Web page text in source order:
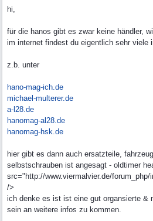
hi,
für die hanos gibt es zwar keine händler,
im internet findest du eigentlich sehr viele
z.b. unter
hano-mag-ich.de
michael-multerer.de
a-l28.de
hanomag-al28.de
hanomag-hsk.de
hier gibt es dann auch ersatzteile,
selbstschrauben ist angesagt - oldtimer
src="http://www.viermalvier.de/
/>
ich denke es ist ist eine gut organsierte &
sein an weitere infos zu kommen.